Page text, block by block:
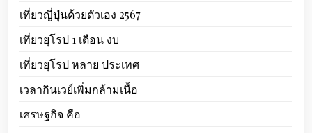
เที่ยวญี่ปุ่นด้วยตัวเอง 2567
เที่ยวยุโรป 1 เดือน งบ
เที่ยวยุโรป หลาย ประเทศ
เวลากินเวย์เพิ่มกล้ามเนื้อ
เศรษฐกิจ คือ